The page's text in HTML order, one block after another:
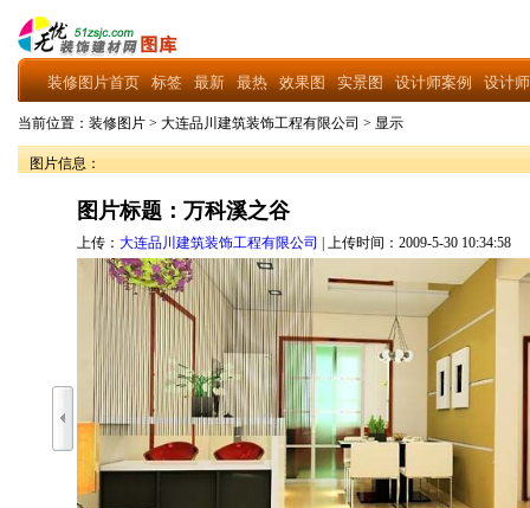
装修图片首页 标签 最新 最热 效果图 实景图 设计师案例 设计
当前位置： 装修图片 > 大连品川建筑装饰工程有限公司 > 显示
图片信息：
图片标题：万科溪之谷
上传： 大连品川建筑装饰工程有限公司 | 上传时间：2009-5-30 10:34:58